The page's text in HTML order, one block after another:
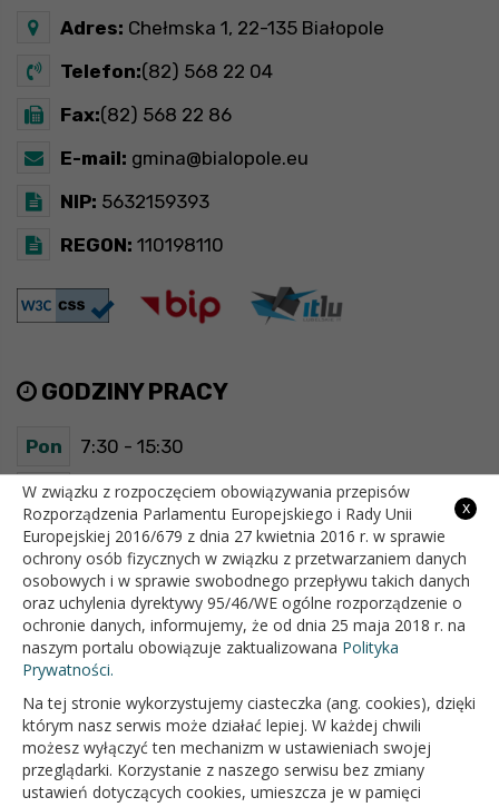
Adres: Chełmska 1, 22-135 Białopole
Telefon:(82) 568 22 04
Fax:(82) 568 22 86
E-mail: gmina@bialopole.eu
NIP: 5632159393
REGON: 110198110
GODZINY PRACY
Pon 7:30 - 15:30
Wt 7:30 - 15:30
Śr 7:30 - 15:30
Czw 7:30 - 15:30
Pt 7:30 - 15:30
OFICJALNY SERWIS INTERNETOWY GMINY BIAŁOPOLE
x
W związku z rozpoczęciem obowiązywania przepisów
Rozporządzenia Parlamentu Europejskiego i Rady Unii
Europejskiej 2016/679 z dnia 27 kwietnia 2016 r. w sprawie
ochrony osób fizycznych w związku z przetwarzaniem danych
osobowych i w sprawie swobodnego przepływu takich danych
oraz uchylenia dyrektywy 95/46/WE ogólne rozporządzenie o
ochronie danych, informujemy, że od dnia 25 maja 2018 r. na
naszym portalu obowiązuje zaktualizowana Polityka
Prywatności.
Na tej stronie wykorzystujemy ciasteczka (ang. cookies), dzięki
którym nasz serwis może działać lepiej. W każdej chwili
możesz wyłączyć ten mechanizm w ustawieniach swojej
przeglądarki. Korzystanie z naszego serwisu bez zmiany
ustawień dotyczących cookies, umieszcza je w pamięci